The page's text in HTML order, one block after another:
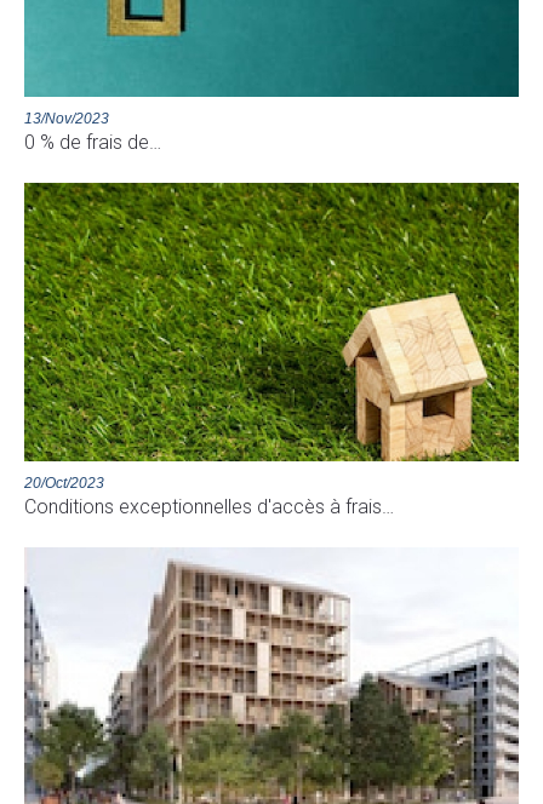
13/Nov/2023
0 % de frais de…
20/Oct/2023
Conditions exceptionnelles d'accès à frais…